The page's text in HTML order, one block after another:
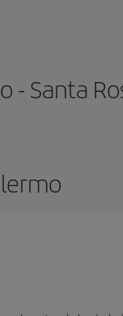
- Santa